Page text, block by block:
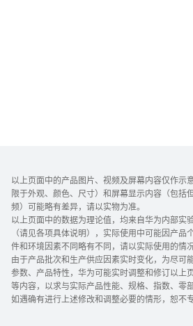
以上页面中的产品图片、视频及屏幕内容仅作示
限于外观、颜色、尺寸）和屏幕显示内容（包括
频）可能略有差异，请以实物为准。
以上页面中的数据为理论值，均来自华为内部实
（请见各项具体说明），实际使用中可能因产
件和环境因素不同略有不同，请以实际使用的情况
由于产品批次和生产供应因素实时变化，为尽可
参数、产品特性，华为可能实时调整和修订以上
等内容，以求与实际产品性能、规格、指数、零
如遇确有进行上述修改和调整必要的情形，恕不专